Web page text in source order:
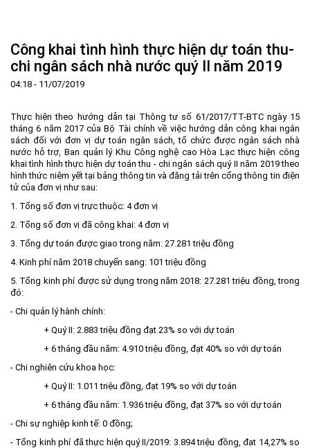
Lịch sử hình thành và phát triển
Tầm nhìn - Sứ mệnh
Cơ cấu tổ chức
Chức năng, nhiệm vụ
Tin tức - sự kiện
Ban Quản lý Khu
Doanh nghiệp
Hợp tác quốc tế
Đào tạo và Nghiên cứu
Cách mạng công nghiệp lần thứ 4
Quy hoạch
Quy hoạch khu chức năng
Vị trí
Cơ sở hạ tầng
Cơ chế ưu đãi đầu tư
Cơ chế Một cửa
Nhà đầu tư
Hướng dẫn đầu tư ▼
Trình tự, thủ tục đầu tư
Tiêu chí đầu tư
Quản lý và vận hành dự án đầu tư
Văn bản pháp luật ▼
Các thủ tục hành chính
Đất đai
Đầu tư
Khu CNC Hòa Lạc
Môi trường
Quy hoạch - Xây dựng
Ưu đãi đầu tư
Công nghệ và Sản phẩm
Thông báo
Tuyển dụng
Công khai ngân sách
FAQs
Liên hệ - Liên kết
Liên kết
Công khai tình hình thực hiện dự toán thu-
chi ngân sách nhà nước quý II năm 2019
04:18 - 11/07/2019
Thực hiện theo hướng dẫn tại Thông tư số 61/2017/TT-BTC ngày 15
tháng 6 năm 2017 của Bộ Tài chính về việc hướng dẫn công khai ngân
sách đối với đơn vị dự toán ngân sách, tổ chức được ngân sách nhà
nước hỗ trợ, Ban quản lý Khu Công nghệ cao Hòa Lạc thực hiện công
khai tình hình thực hiện dự toán thu - chi ngân sách quý II năm 2019 theo
hình thức niêm yết tại bảng thông tin và đăng tải trên cổng thông tin điện
tử của đơn vị như sau:
1. Tổng số đơn vị trực thuộc: 4 đơn vị
2. Tổng số đơn vị đã công khai: 4 đơn vị
3. Tổng dự toán được giao trong năm: 27.281 triệu đồng
4. Kinh phí năm 2018 chuyển sang: 101 triệu đồng
5. Tổng kinh phí được sử dụng trong năm 2018: 27.281 triệu đồng, trong
đó:
- Chi quản lý hành chính:
+ Quý II: 2.883 triệu đồng đạt 23% so với dự toán
+ 6 tháng đầu năm: 4.910 triệu đồng, đạt 40% so với dự toán
- Chi nghiên cứu khoa học:
+ Quý II: 1.011 triệu đồng, đạt 19% so với dự toán
+ 6 tháng đầu năm: 1.936 triệu đồng, đạt 37% so với dự toán
- Chi sự nghiệp kinh tế: 0 đồng;
- Tổng kinh phí đã thực hiện quý II/2019: 3.894 triệu đồng, đạt 14,27% so